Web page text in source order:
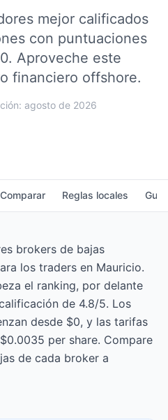
mejor calificados
con puntuaciones
Aproveche este
financiero offshore.
agosto de 2026
Comparar Reglas locales Guía
brokers de bajas
los traders en Mauricio.
el ranking, por delante
de 4.8/5. Los
desde $0, y las tarifas
per share. Compare
de cada broker a